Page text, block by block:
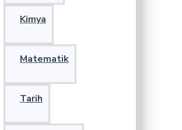
Kimya
Matematik
Tarih